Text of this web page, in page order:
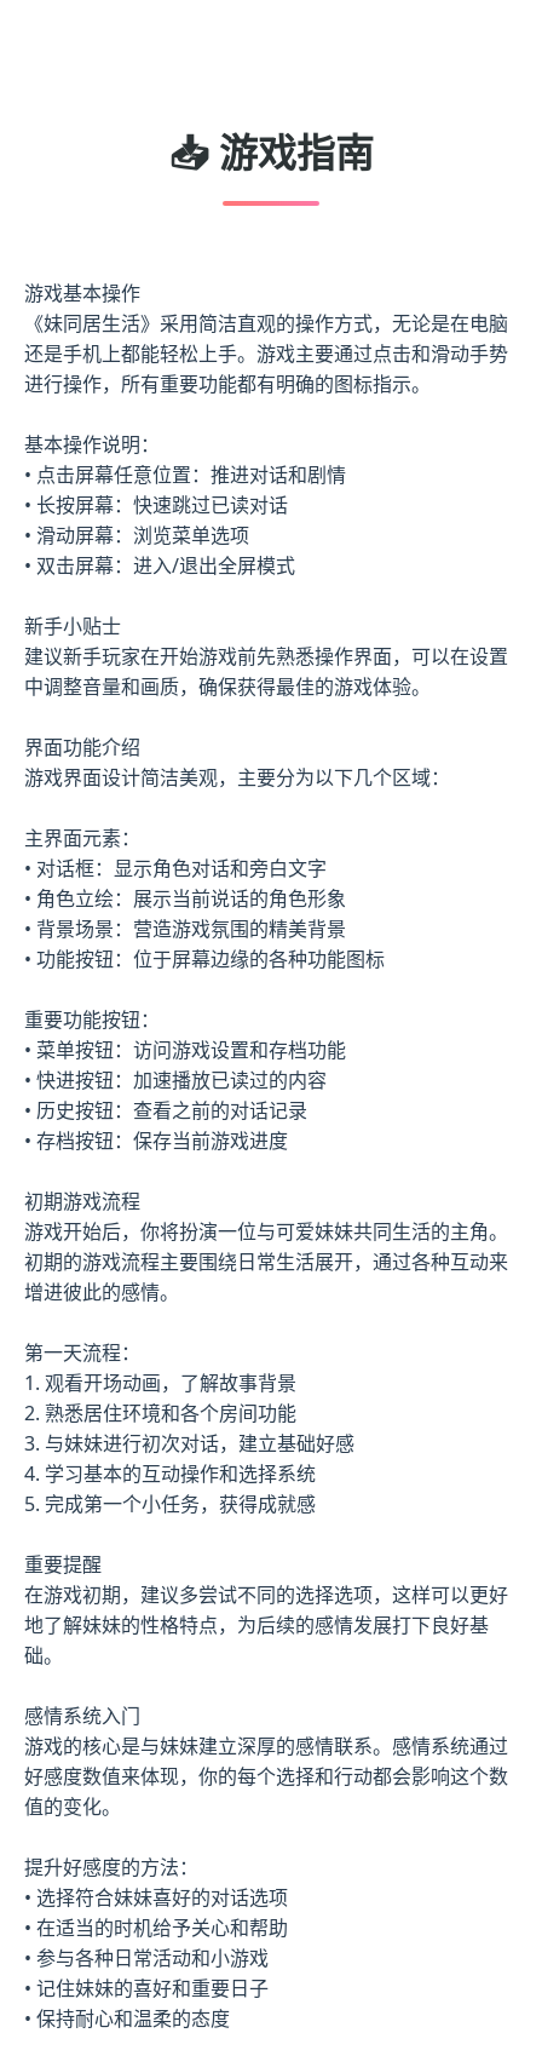
📥 游戏指南
游戏基本操作
《妹同居生活》采用简洁直观的操作方式，无论是在电脑
还是手机上都能轻松上手。游戏主要通过点击和滑动手势
进行操作，所有重要功能都有明确的图标指示。
基本操作说明：
• 点击屏幕任意位置：推进对话和剧情
• 长按屏幕：快速跳过已读对话
• 滑动屏幕：浏览菜单选项
• 双击屏幕：进入/退出全屏模式
新手小贴士
建议新手玩家在开始游戏前先熟悉操作界面，可以在设置
中调整音量和画质，确保获得最佳的游戏体验。
界面功能介绍
游戏界面设计简洁美观，主要分为以下几个区域：
主界面元素：
• 对话框：显示角色对话和旁白文字
• 角色立绘：展示当前说话的角色形象
• 背景场景：营造游戏氛围的精美背景
• 功能按钮：位于屏幕边缘的各种功能图标
重要功能按钮：
• 菜单按钮：访问游戏设置和存档功能
• 快进按钮：加速播放已读过的内容
• 历史按钮：查看之前的对话记录
• 存档按钮：保存当前游戏进度
初期游戏流程
游戏开始后，你将扮演一位与可爱妹妹共同生活的主角。
初期的游戏流程主要围绕日常生活展开，通过各种互动来
增进彼此的感情。
第一天流程：
1. 观看开场动画，了解故事背景
2. 熟悉居住环境和各个房间功能
3. 与妹妹进行初次对话，建立基础好感
4. 学习基本的互动操作和选择系统
5. 完成第一个小任务，获得成就感
重要提醒
在游戏初期，建议多尝试不同的选择选项，这样可以更好
地了解妹妹的性格特点，为后续的感情发展打下良好基
础。
感情系统入门
游戏的核心是与妹妹建立深厚的感情联系。感情系统通过
好感度数值来体现，你的每个选择和行动都会影响这个数
值的变化。
提升好感度的方法：
• 选择符合妹妹喜好的对话选项
• 在适当的时机给予关心和帮助
• 参与各种日常活动和小游戏
• 记住妹妹的喜好和重要日子
• 保持耐心和温柔的态度